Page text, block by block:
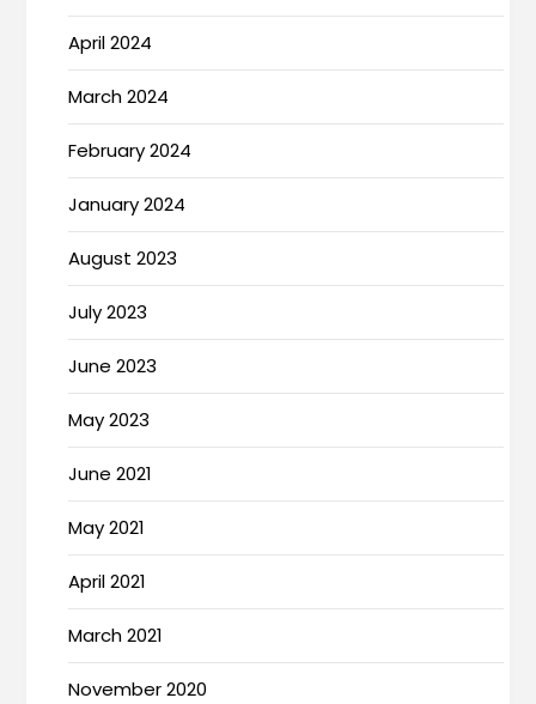
April 2024
March 2024
February 2024
January 2024
August 2023
July 2023
June 2023
May 2023
June 2021
May 2021
April 2021
March 2021
November 2020